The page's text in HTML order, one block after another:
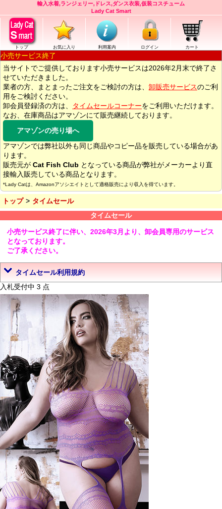
輸入水着,ランジェリー,ドレス,ダンス衣装,仮装コスチューム
Lady Cat Smart
トップ お気に入り 利用案内 ログイン カート
小売サービス終了
当サイトでご提供しております小売サービスは2026年2月末で終了さ
せていただきました。
業者の方、まとまったご注文をご検討の方は、 卸販売サービスのご利
用をご検討ください。
卸会員登録済の方は、
タイムセールコーナーをご利用いただけます。
なお、在庫商品はアマゾンにて販売継続しております。
アマゾンの売り場へ
アマゾンでは弊社以外も同じ商品やコピー品を販売している場合があ
ります。
販売元が Cat Fish Club となっている商品が弊社がメーカーより直
接輸入販売している商品となります。
*Lady Catは、Amazonアソシエイトとして適格販売により収入を得ています。
トップ
タイムセール
タイムセール
小売サービス終了に伴い、2026年3月より、卸会員専用のサービス
となっております。
ご了承ください。
タイムセール利用規約
入札受付中 3 点